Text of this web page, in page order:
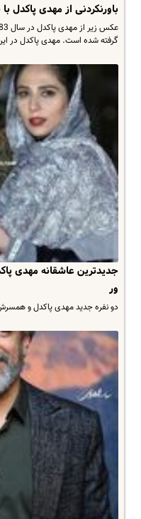
باورنکردنی از مهدی پاکدل
گرفته شده است. مهدی پاکدل در
جدیدترین عاشقانه مهدی
ور
دو نفره جدید مهدی پاکدل و